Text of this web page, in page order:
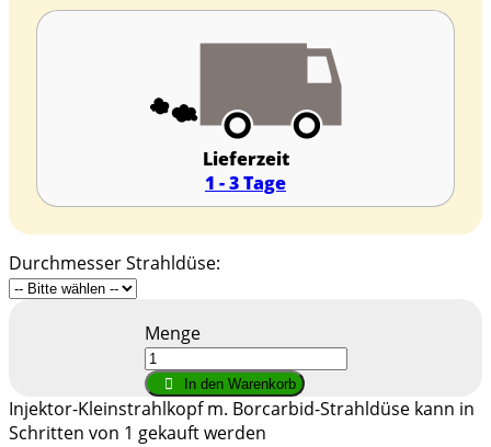
Lieferzeit
1 - 3 Tage
Durchmesser Strahldüse:
Menge
In den Warenkorb
Injektor-Kleinstrahlkopf m. Borcarbid-Strahldüse kann in
Schritten von 1 gekauft werden